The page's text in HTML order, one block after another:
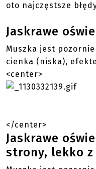
oto najczęstsze
Jaskrawe
Muszka jest
cienka (niska),
<center>
</center>
Jaskrawe
strony, lekko